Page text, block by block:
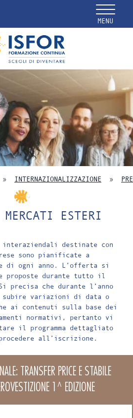
MENU
» INTERNAZIONALIZZAZIONE »
ESTERI
destinate con
sono pianificate a
di ogni anno. L’offerta si
proposte durante tutto il
precisa che durante l’anno
subire variazioni di data o
ai contenuti sulla base dei
normativi, pertanto vi
il programma dettagliato
all’iscrizione.
TRANSFER PRICE E STABILE
1^ EDIZIONE